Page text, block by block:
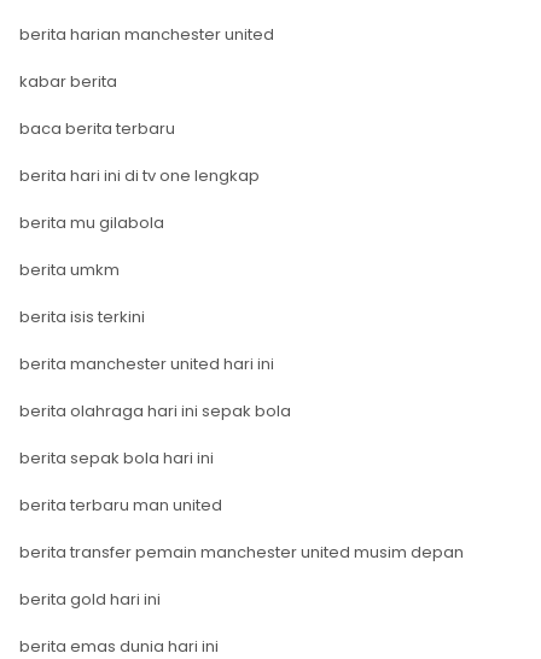
berita harian manchester united
kabar berita
baca berita terbaru
berita hari ini di tv one lengkap
berita mu gilabola
berita umkm
berita isis terkini
berita manchester united hari ini
berita olahraga hari ini sepak bola
berita sepak bola hari ini
berita terbaru man united
berita transfer pemain manchester united musim depan
berita gold hari ini
berita emas dunia hari ini